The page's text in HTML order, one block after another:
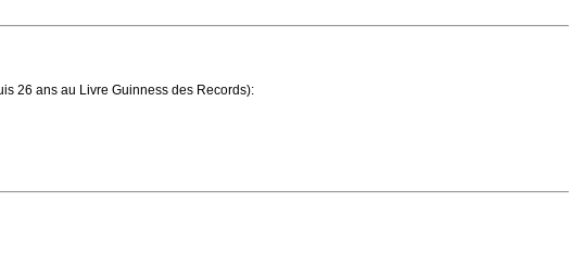
26 ans au Livre Guinness des Records):